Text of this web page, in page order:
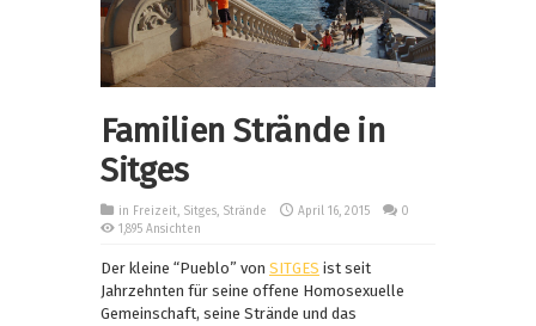
Familien Strände in
Sitges
in Freizeit, Sitges, Strände April 16, 2015
0
1,895 Ansichten
Der kleine “Pueblo” von SITGES ist seit
Jahrzehnten für seine offene Homosexuelle
Gemeinschaft, seine Strände und das